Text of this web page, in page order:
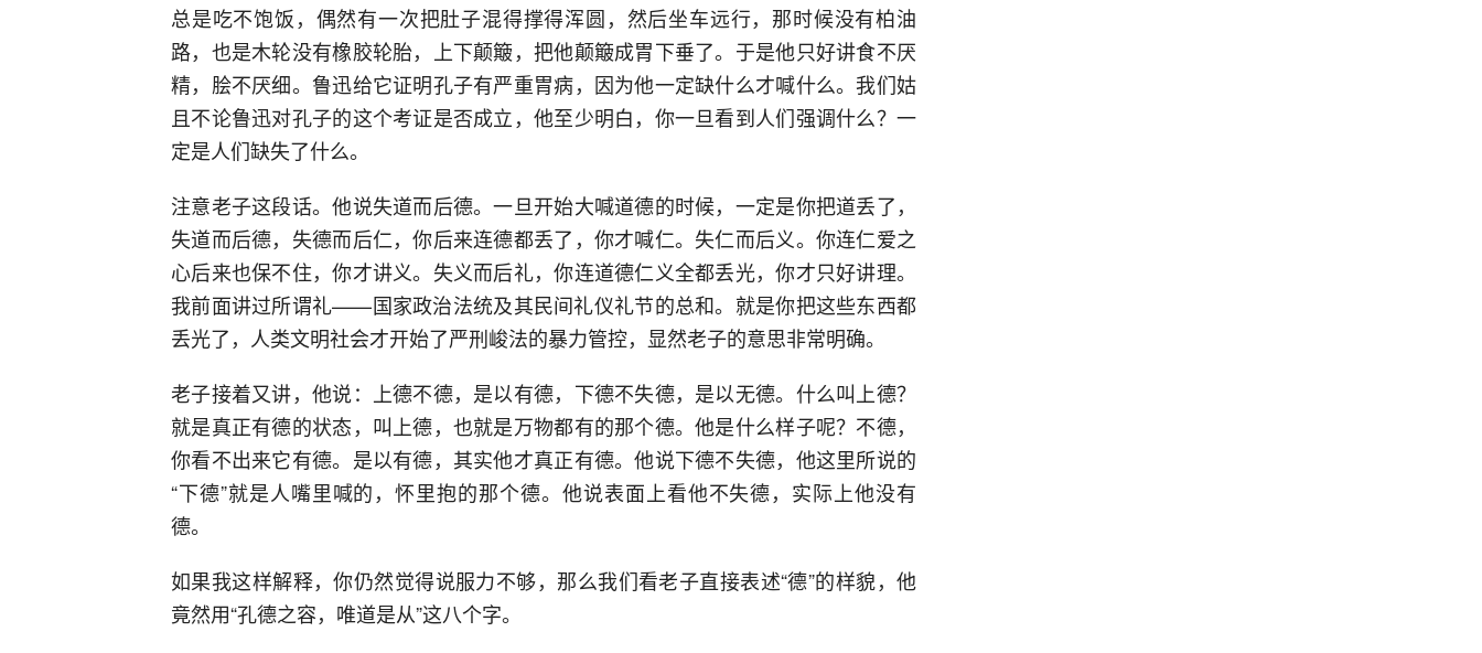
总是吃不饱饭，偶然有一次把肚子混得撑得浑圆，然后坐车远行，那时候没有柏油
路，也是木轮没有橡胶轮胎，上下颠簸，把他颠簸成胃下垂了。于是他只好讲食不厌
精，脍不厌细。鲁迅给它证明孔子有严重胃病，因为他一定缺什么才喊什么。我们姑
且不论鲁迅对孔子的这个考证是否成立，他至少明白，你一旦看到人们强调什么？一
定是人们缺失了什么。
注意老子这段话。他说失道而后德。一旦开始大喊道德的时候，一定是你把道丢了，
失道而后德，失德而后仁，你后来连德都丢了，你才喊仁。失仁而后义。你连仁爱之
心后来也保不住，你才讲义。失义而后礼，你连道德仁义全都丢光，你才只好讲理。
我前面讲过所谓礼——国家政治法统及其民间礼仪礼节的总和。就是你把这些东西都
丢光了，人类文明社会才开始了严刑峻法的暴力管控，显然老子的意思非常明确。
老子接着又讲，他说：上德不德，是以有德，下德不失德，是以无德。什么叫上德？
就是真正有德的状态，叫上德，也就是万物都有的那个德。他是什么样子呢？不德，
你看不出来它有德。是以有德，其实他才真正有德。他说下德不失德，他这里所说的
“下德”就是人嘴里喊的，怀里抱的那个德。他说表面上看他不失德，实际上他没有
德。
如果我这样解释，你仍然觉得说服力不够，那么我们看老子直接表述“德”的样貌，他
竟然用“孔德之容，唯道是从”这八个字。